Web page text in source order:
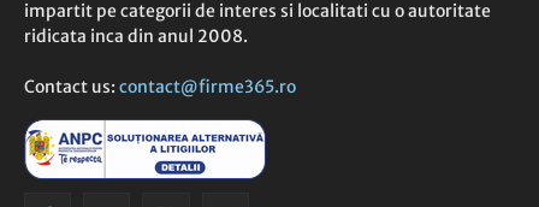
impartit pe categorii de interes si localitati cu o autoritate
ridicata inca din anul 2008.
Contact us: contact@firme365.ro